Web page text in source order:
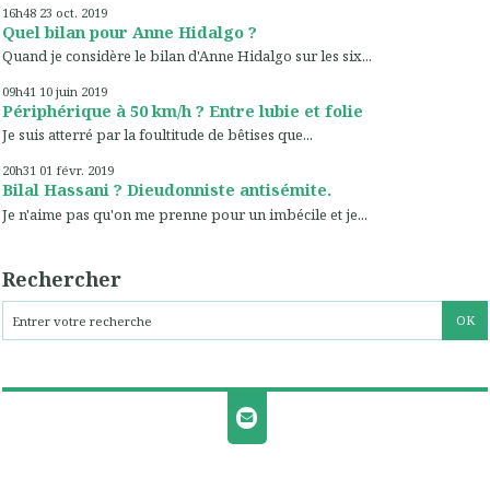
16h48 23 oct. 2019
Quel bilan pour Anne Hidalgo ?
Quand je considère le bilan d'Anne Hidalgo sur les six...
09h41 10 juin 2019
Périphérique à 50 km/h ? Entre lubie et folie
Je suis atterré par la foultitude de bêtises que...
20h31 01 févr. 2019
Bilal Hassani ? Dieudonniste antisémite.
Je n'aime pas qu'on me prenne pour un imbécile et je...
Rechercher